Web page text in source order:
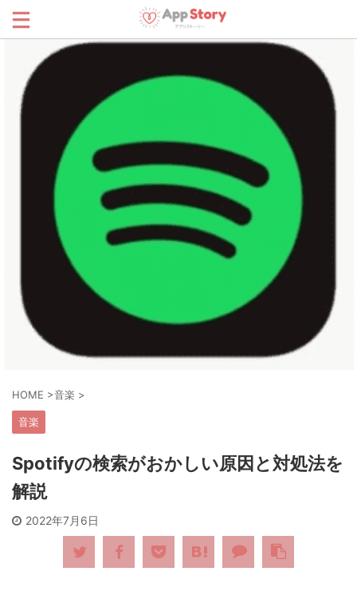
HOME >音楽 >
音楽
Spotifyの検索がおかしい原因と対処法を
解説
2022年7月6日